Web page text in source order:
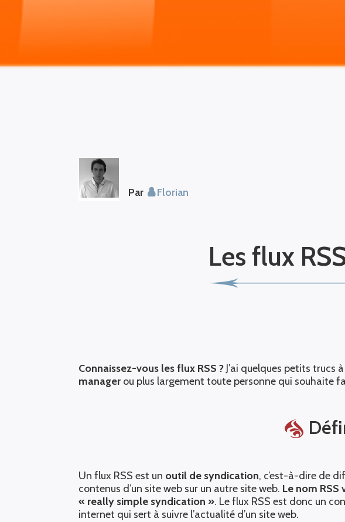
Par Florian
Les flux
Connaissez-vous les flux RSS ? J’ai quelques petits trucs
manager ou plus largement toute personne qui souhaite
Un flux RSS est un outil de syndication, c’est-à-dire de
contenus d’un site web sur un autre site web. Le nom RSS
« really simple syndication ». Le flux RSS est donc un
internet qui sert à suivre l’actualité d’un site web.